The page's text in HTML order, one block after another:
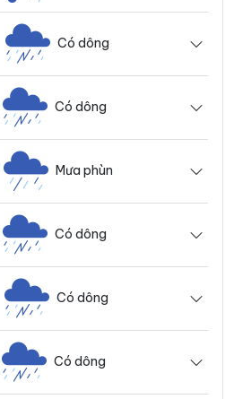
Có dông
Có dông
Mưa phùn
Có dông
Có dông
Có dông